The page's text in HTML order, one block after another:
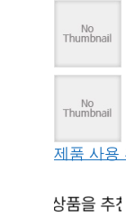
제품 사용